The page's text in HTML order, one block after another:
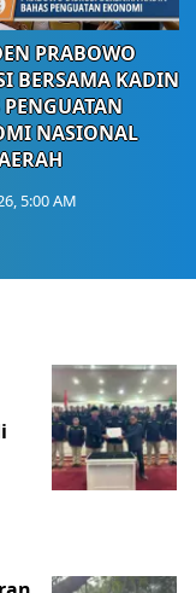
PRABOWO
BERSAMA KADIN
NASIONAL
5:00 AM